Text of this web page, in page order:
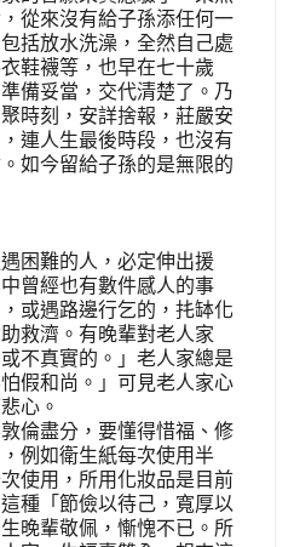
從來沒有給子孫添任何一
括放水洗澡，全然自己處
鞋襪等，也早在七十歲
備妥當，交代清楚了。乃
時刻，安詳捨報，莊嚴安
連人生最後時段，也沒有
如今留給子孫的是無限的
困難的人，必定伸出援
曾經也有數件感人的事
或遇路邊行乞的，扥缽化
救濟。有晚輩對老人家
不真實的。」老人家總是
假和尚。」可見老人家心
心。
倫盡分，要懂得惜福、修
例如衛生紙每次使用半
使用，所用化妝品是目前
種「節儉以待己，寬厚以
晚輩敬佩，慚愧不已。所